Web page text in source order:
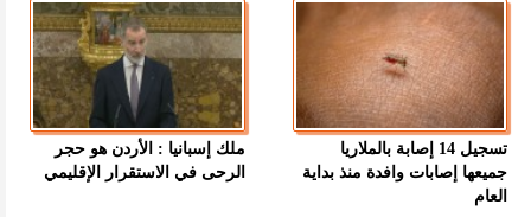
تسجيل 14 إصابة بالملاريا
جميعها إصابات وافدة منذ بداية
العام
ملك إسبانيا : الأردن هو حجر
الرحى في الاستقرار الإقليمي